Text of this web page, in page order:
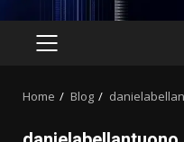
PRIMARY
Home Blog